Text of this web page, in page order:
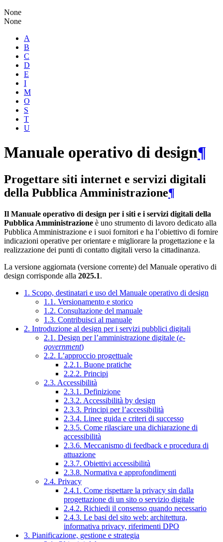
None
None
A
B
C
D
E
I
M
O
S
T
U
Manuale operativo di design¶
Progettare siti internet e servizi digitali
della Pubblica Amministrazione¶
Il Manuale operativo di design per i siti e i servizi digitali della
Pubblica Amministrazione è uno strumento di lavoro dedicato alla
Pubblica Amministrazione e i suoi fornitori e ha l’obiettivo di fornire
indicazioni operative per orientare e migliorare la progettazione e la
realizzazione dei punti di contatto digitali verso la cittadinanza.
La versione aggiornata (versione corrente) del Manuale operativo di
design corrisponde alla 2025.1.
1. Scopo, destinatari e uso del Manuale operativo di design
1.1. Versionamento e storico
1.2. Consultazione del manuale
1.3. Contribuisci al manuale
2. Introduzione al design per i servizi pubblici digitali
2.1. Design per l’amministrazione digitale (e-
government)
2.2. L’approccio progettuale
2.2.1. Buone pratiche
2.2.2. Principi
2.3. Accessibilità
2.3.1. Definizione
2.3.2. Accessibilità by design
2.3.3. Principi per l’accessibilità
2.3.4. Linee guida e criteri di successo
2.3.5. Come rilasciare una dichiarazione di
accessibilità
2.3.6. Meccanismo di feedback e procedura di
attuazione
2.3.7. Obiettivi accessibilità
2.3.8. Normativa e approfondimenti
2.4. Privacy
2.4.1. Come rispettare la privacy sin dalla
progettazione di un sito o servizio digitale
2.4.2. Richiedi il consenso quando necessario
2.4.3. Le basi del sito web: architettura,
informativa privacy, riferimenti DPO
3. Pianificazione, gestione e strategia